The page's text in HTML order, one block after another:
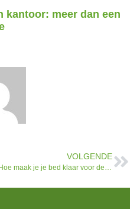
kantoor: meer dan een
VOLGENDE
Hoe maak je je bed klaar voor de winter?